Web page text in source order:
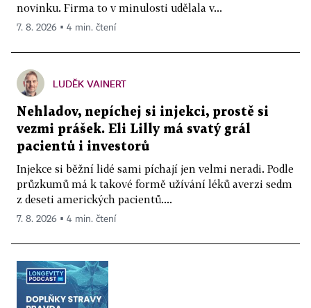
novinku. Firma to v minulosti udělala v...
7. 8. 2026 ▪ 4 min. čtení
LUDĚK VAINERT
Nehladov, nepíchej si injekci, prostě si
vezmi prášek. Eli Lilly má svatý grál
pacientů i investorů
Injekce si běžní lidé sami píchají jen velmi neradi. Podle
průzkumů má k takové formě užívání léků averzi sedm
z deseti amerických pacientů....
7. 8. 2026 ▪ 4 min. čtení